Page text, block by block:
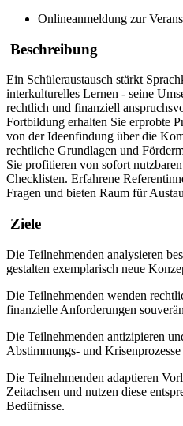
Onlineanmeldung zur
Beschreibung
Ein Schüleraustausch stärkt
interkulturelles Lernen - seine
rechtlich und finanziell
Fortbildung erhalten Sie erprobte
von der Ideenfindung über die
rechtliche Grundlagen und
Sie profitieren von sofort
Checklisten. Erfahrene
Fragen und bieten Raum für
Ziele
Die Teilnehmenden analysieren
gestalten exemplarisch neue
Die Teilnehmenden wenden
finanzielle Anforderungen
Die Teilnehmenden antizipieren
Abstimmungs- und Krisenprozesse
Die Teilnehmenden adaptieren
Zeitachsen und nutzen diese
Bedüfnisse.